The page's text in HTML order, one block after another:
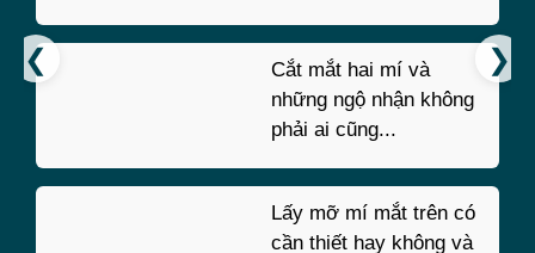
Cắt mắt hai mí và
những ngộ nhận không
phải ai cũng...
Lấy mỡ mí mắt trên có
cần thiết hay không và